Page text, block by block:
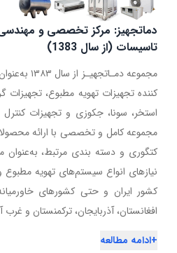
دماتجهیز: مرکز تخصصی و
تاسیسات (از سال 1383)
مجموعه
کننده تجهیزات تهویه مطبوع، تجهیزات
استخر، سونا، جکوزی و تجهیزات کنترل
کتگوری و دسته بندی مرتبط، به‌عنوان
نیازهای انواع سیستم‌های تهویه
کشور ایران و حتی کشورهای
افغانستان، آذربایجان، ترکمنستان و
+ادامه مطالعه